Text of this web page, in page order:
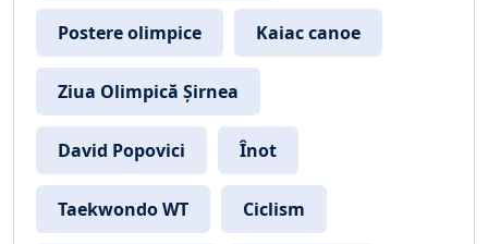
Postere olimpice Kaiac canoe
Ziua Olimpică Șirnea
David Popovici Înot
Taekwondo WT Ciclism